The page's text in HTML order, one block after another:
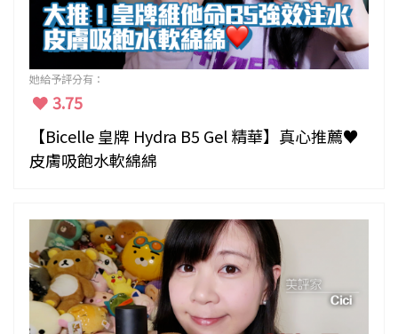
她給予評分有：
3.75
【Bicelle 皇牌 Hydra B5 Gel 精華】真心推薦♥
皮膚吸飽水軟綿綿